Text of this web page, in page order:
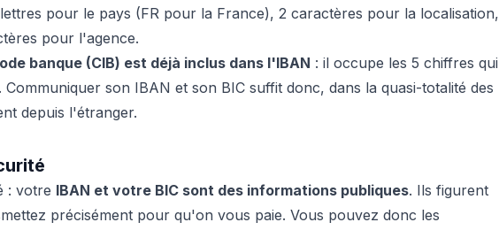
pour le pays (FR pour la France), 2 caractères pour la localisation,
pour l'agence.
banque (CIB) est déjà inclus dans l'IBAN : il occupe les 5 chiffres qui
son IBAN et son BIC suffit donc, dans la quasi-totalité des
depuis l'étranger.
: votre IBAN et votre BIC sont des informations publiques. Ils figurent
précisément pour qu'on vous paie. Vous pouvez donc les